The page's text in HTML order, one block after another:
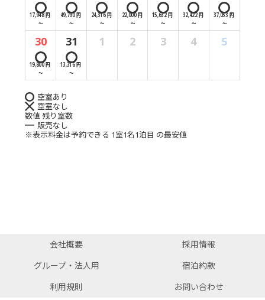
17,948 円
～
49,790 円
～
24,316 円
～
22,000 円
～
15,632 円
～
32,422 円
～
37,053 円
～
30
19,800 円
～
31
13,316 円
～
1 2 3 4 5
空室あり
空室なし
数値 残り室数
販売なし
※表示料金は予約できる 1室1名1泊目 の最安値
会社概要
採用情報
グループ・法人用
宿泊約款
利用規則
お問い合わせ